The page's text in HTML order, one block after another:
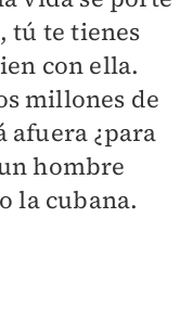
tú te tienes
con ella.
millones de
afuera ¿para
hombre
la cubana.